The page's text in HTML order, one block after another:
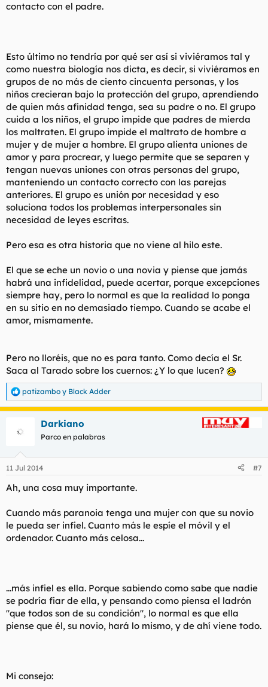
contacto con el padre.
Esto último no tendría por qué ser así si viviéramos tal y
como nuestra biología nos dicta, es decir, si viviéramos en
grupos de no más de ciento cincuenta personas, y los
niños crecieran bajo la protección del grupo, aprendiendo
de quien más afinidad tenga, sea su padre o no. El grupo
cuida a los niños, el grupo impide que padres de mierda
los maltraten. El grupo impide el maltrato de hombre a
mujer y de mujer a hombre. El grupo alienta uniones de
amor y para procrear, y luego permite que se separen y
tengan nuevas uniones con otras personas del grupo,
manteniendo un contacto correcto con las parejas
anteriores. El grupo es unión por necesidad y eso
soluciona todos los problemas interpersonales sin
necesidad de leyes escritas.
Pero esa es otra historia que no viene al hilo este.
El que se eche un novio o una novia y piense que jamás
habrá una infidelidad, puede acertar, porque excepciones
siempre hay, pero lo normal es que la realidad lo ponga
en su sitio en no demasiado tiempo. Cuando se acabe el
amor, mismamente.
Pero no lloréis, que no es para tanto. Como decía el Sr.
Saca al Tarado sobre los cuernos: ¿Y lo que lucen?
R
e
a
e
:
patizambo y Black Adder
Darkiano
Parco en palabras
11 Jul 2014 #7
Ah, una cosa muy importante.
Cuando más paranoia tenga una mujer con que su novio
le pueda ser infiel. Cuanto más le espíe el móvil y el
ordenador. Cuanto más celosa...
...más infiel es ella. Porque sabiendo como sabe que nadie
se podría fiar de ella, y pensando como piensa el ladrón
"que todos son de su condición", lo normal es que ella
piense que él, su novio, hará lo mismo, y de ahí viene todo.
Mi consejo: